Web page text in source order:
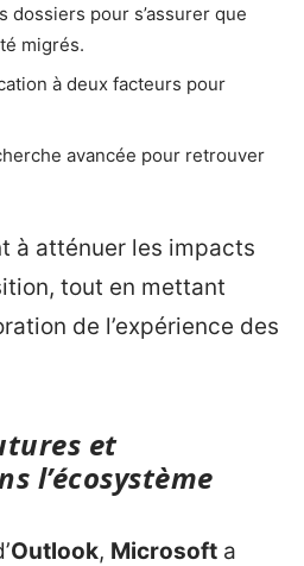
pour s’assurer que
migrés.
à deux facteurs pour
avancée pour retrouver
à atténuer les impacts
tout en mettant
de l’expérience des
et
l’écosystème
Outlook, Microsoft a